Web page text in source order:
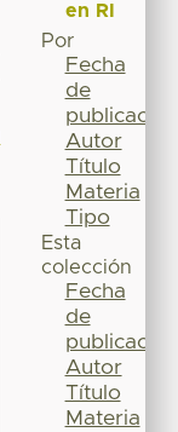
en RI
Por
Fecha
de
publicación
Autor
Título
Materia
Tipo
Esta
colección
Fecha
de
publicación
Autor
Título
Materia